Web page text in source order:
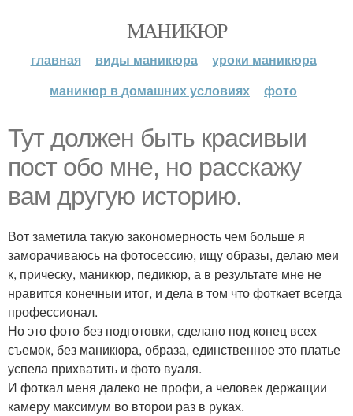
МАНИКЮР
главная виды маникюра
уроки маникюра
маникюр в домашних условиях
фото
Тут должен быть красивыи
пост обо мне, но расскажу
вам другую историю.
Вот заметила такую закономерность чем больше я
заморачиваюсь на фотосессию, ищу образы, делаю меи
к, прическу, маникюр, педикюр, а в результате мне не
нравится конечныи итог, и дела в том что фоткает всегда
профессионал.
Но это фото без подготовки, сделано под конец всех
съемок, без маникюра, образа, единственное это платье
успела прихватить и фото вуаля.
И фоткал меня далеко не профи, а человек держащии
камеру максимум во второи раз в руках.